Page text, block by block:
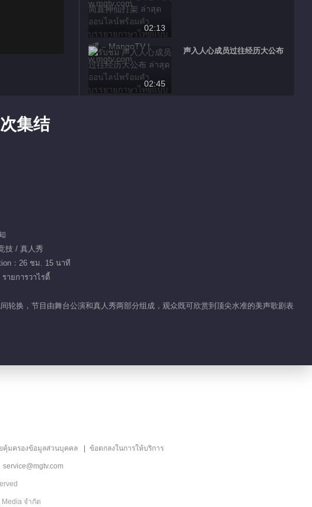
02:13
02:45
声入人心成员过往经历大公布
集结
技 / 真人秀
：26 ชม. 15 นาที
รายการวาไรตี้
轮换，节目由舞台公演和真人秀两部分组成，观众既可欣赏到顶尖水准的美声歌剧表
คุ้มครองข้อมูลส่วนบุคคล ข้อตกลงในการให้บริการ
จำกัด